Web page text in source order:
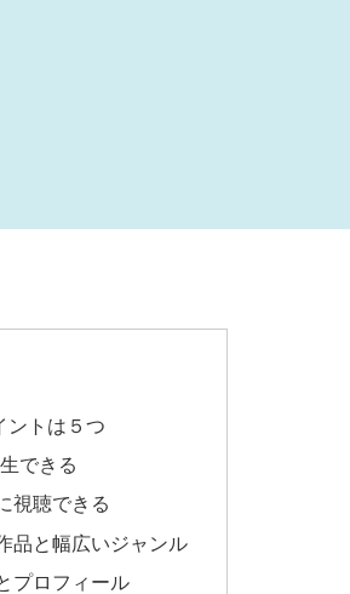
ントは５つ
できる
視聴できる
品と幅広いジャンル
プロフィール